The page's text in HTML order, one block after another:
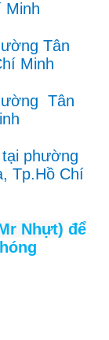
Minh
Tân
Minh
Tân
phường
Tp.Hồ Chí
Nhựt) để